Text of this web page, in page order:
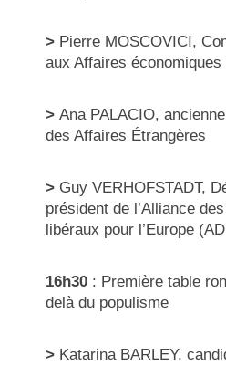
> Pierre MOSCOVICI,
aux Affaires
>Ana PALACIO,
des Affaires Étrangères
> Guy VERHOFSTADT,
président de l’Alliance
libéraux pour l’Europe
16h30 : Première table
delà du populisme
> Katarina BARLEY,